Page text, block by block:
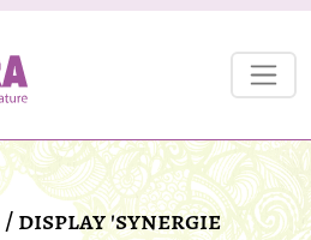
/display 'synergie